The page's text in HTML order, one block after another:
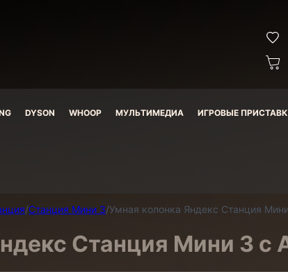
DYSON WHOOP МУЛЬТИМЕДИА ИГРОВЫЕ
/Станция Мини 3/Умная колонка Яндекс Станция
Станция Мини 3 с